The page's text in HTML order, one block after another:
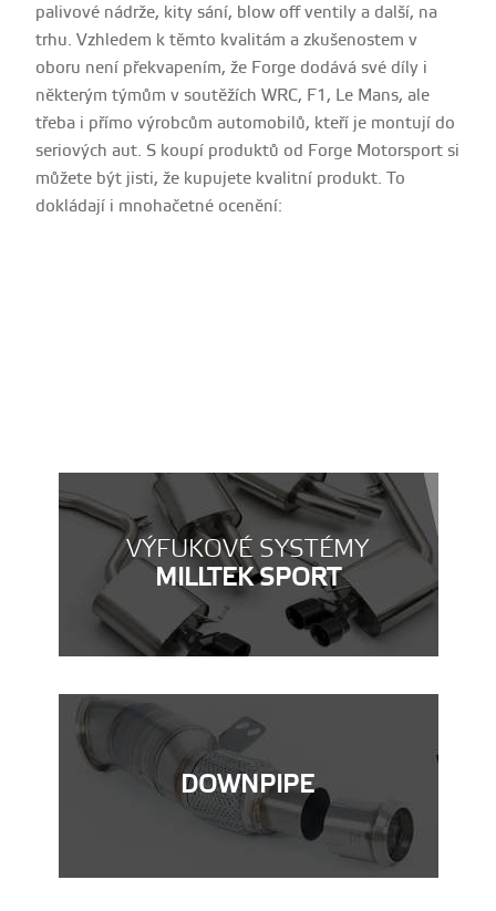
palivové nádrže, kity sání, blow off ventily a další, na
trhu. Vzhledem k těmto kvalitám a zkušenostem v
oboru není překvapením, že Forge dodává své díly i
některým týmům v soutěžích WRC, F1, Le Mans, ale
třeba i přímo výrobcům automobilů, kteří je montují do
seriových aut. S koupí produktů od Forge Motorsport si
můžete být jisti, že kupujete kvalitní produkt. To
dokládají i mnohačetné ocenění:
VÝFUKOVÉ SYSTÉMY
MILLTEK SPORT
DOWNPIPE